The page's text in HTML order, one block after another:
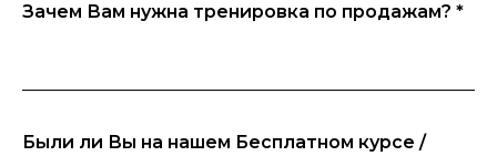
Зачем Вам нужна тренировка по продажам? *
Были ли Вы на нашем Бесплатном курсе /